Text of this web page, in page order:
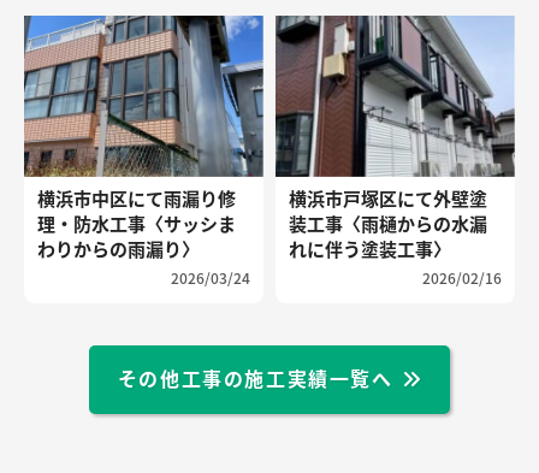
横浜市中区にて雨漏り修
理・防水工事〈サッシま
わりからの雨漏り〉
2026/03/24
横浜市戸塚区にて外壁塗
装工事〈雨樋からの水漏
れに伴う塗装工事〉
2026/02/16
その他工事の施工実績一覧へ